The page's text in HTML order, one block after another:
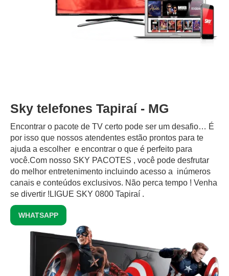
Sky telefones Tapiraí - MG
Encontrar o pacote de TV certo pode ser um desafio… É
por isso que nossos atendentes estão prontos para te
ajuda a escolher e encontrar o que é perfeito para
você.Com nosso SKY PACOTES , você pode desfrutar
do melhor entretenimento incluindo acesso a inúmeros
canais e conteúdos exclusivos.‍ Não perca tempo ! Venha
se divertir !LIGUE SKY 0800 Tapiraí .
WHATSAPP